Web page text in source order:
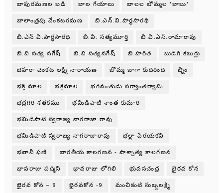
బాపురమణల బడి బాల గేయాలు బాలల బొమ్మల 'బాబు'
బాలాంత్రపు వేంకటరమణ బి.ఎన్.వి.పార్థసారథి
బి.ఎన్.వి.పార్ధసారధి బి.వి. సత్యమూర్తి బి.వి.ఎస్.రామారావు
బి.వి.సత్య నగేష్ బి.వి.సత్యనగేష్ బి.హరిత బుడిగి కబుర్లు
బెహరా వెంకట లక్ష్మీ నారాయణ బొమ్మ బాగా కుదిరింది బ్నిం
భక్తి మాల భక్తిమాల భగవంతుడు సర్వాంతర్యామి
భద్రగిరి శతకము భమిడిపాటి శాంత కుమారి
భమిడిపాటి స్వరాజ్య నాగరాజా రావు
భమిడిపాటి స్వరాజ్య నాగరాజారావు భల్లా పేరయకవి
భవానీ ఫణి భారతీయ కాలగణన - పాశ్చాత్య కాలగణన
భావరాజు పద్మిని భావరాజు లోగిలి భువనచంద్ర భైరవ కోన
భైరవ కోన – 8 భైరవకోన -9 మంచికంటి సుబ్బలక్ష్మి